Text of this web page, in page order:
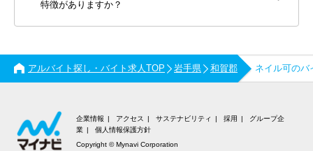
特徴がありますか？
アルバイト探し・バイト求人TOP 岩手県 和賀郡 ネイル可のバ
企業情報 アクセス サステナビリティ 採用
グループ企
業
個人情報保護方針
Copyright © Mynavi Corporation